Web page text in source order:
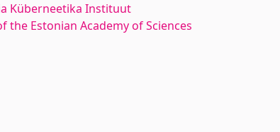
Küberneetika Instituut
the Estonian Academy of Sciences